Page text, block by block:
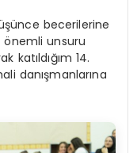
becerilerine
önemli unsuru
katıldığım 14.
danışmanlarına